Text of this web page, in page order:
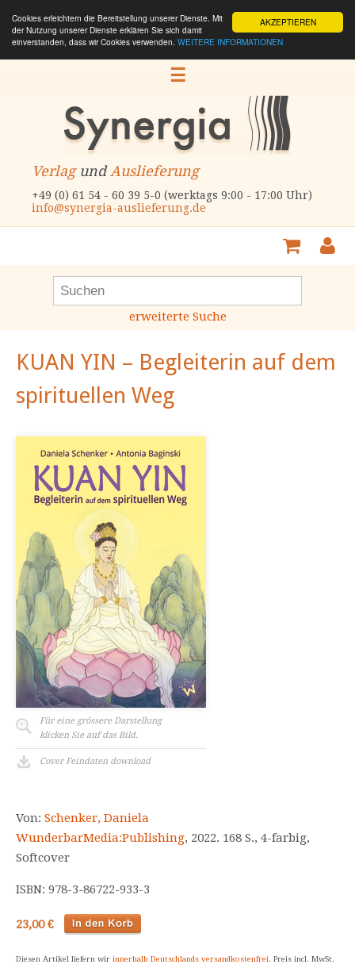
AKZEPTIEREN
Cookies erleichtern die Bereitstellung unserer Dienste. Mit
der Nutzung unserer Dienste erklären Sie sich damit
einverstanden, dass wir Cookies verwenden. WEITERE INFORMATIONEN
☰
VerlagundAuslieferung
+49 (0) 61 54 - 60 39 5-0 (werktags 9:00 - 17:00 Uhr)
info@synergia-auslieferung.de
erweiterte Suche
KUAN YIN – Begleiterin auf dem
spirituellen Weg
Für eine grössere Darstellung
klicken Sie auf das Bild.
Cover Feindaten download
Von: Schenker, Daniela
WunderbarMedia:Publishing, 2022. 168 S., 4-farbig,
Softcover
ISBN: 978-3-86722-933-3
23,00 €
Diesen Artikel liefern wir innerhalb Deutschlands versandkostenfrei. Preis incl. MwSt.